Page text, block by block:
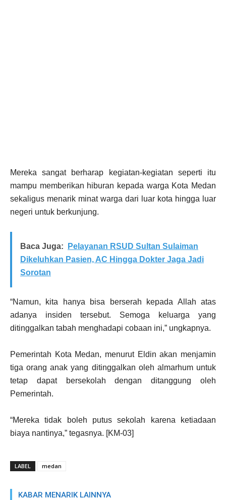
Mereka sangat berharap kegiatan-kegiatan seperti itu
mampu memberikan hiburan kepada warga Kota Medan
sekaligus menarik minat warga dari luar kota hingga luar
negeri untuk berkunjung.
Baca Juga:
Pelayanan RSUD Sultan Sulaiman
Dikeluhkan Pasien, AC Hingga Dokter Jaga Jadi
Sorotan
“Namun, kita hanya bisa berserah kepada Allah atas
adanya insiden tersebut. Semoga keluarga yang
ditinggalkan tabah menghadapi cobaan ini,” ungkapnya.
Pemerintah Kota Medan, menurut Eldin akan menjamin
tiga orang anak yang ditinggalkan oleh almarhum untuk
tetap dapat bersekolah dengan ditanggung oleh
Pemerintah.
“Mereka tidak boleh putus sekolah karena ketiadaan
biaya nantinya,” tegasnya. [KM-03]
LABEL medan
KABAR MENARIK LAINNYA